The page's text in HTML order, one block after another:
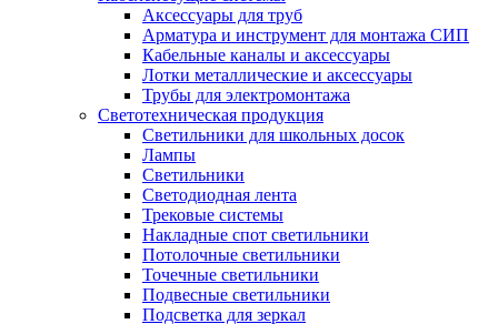
Аксессуары для труб
Арматура и инструмент для монтажа СИП
Кабельные каналы и аксессуары
Лотки металлические и аксессуары
Трубы для электромонтажа
Светотехническая продукция
Светильники для школьных досок
Лампы
Светильники
Светодиодная лента
Трековые системы
Накладные спот светильники
Потолочные светильники
Точечные светильники
Подвесные светильники
Подсветка для зеркал